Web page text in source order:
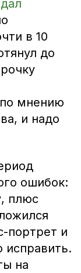
в 10
до
мнению
и надо
ошибок:
плюс
портрет и
исправить.
на